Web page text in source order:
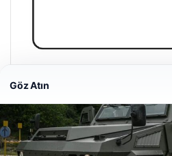
Enes Kaplan Avukatlık Bürosu
Göz Atın